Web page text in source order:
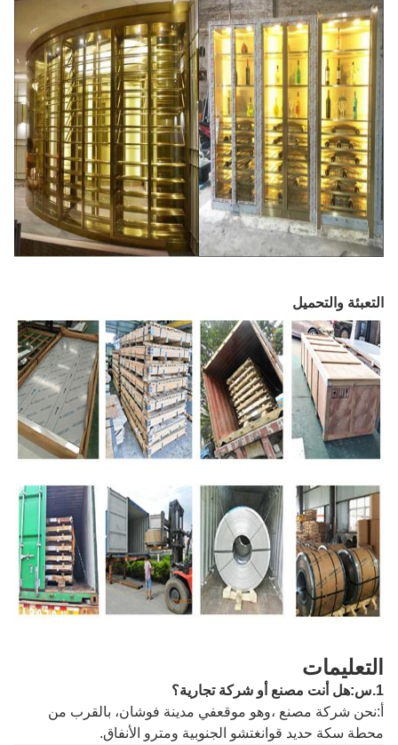
التعبئة والتحميل
التعليمات
1. س :هل أنت مصنع أو شركة تجارية؟
نحن شركة مصنع ، وهو موقعفي مدينة فوشان، بالقرب من
محطة سكة حديد قوانغتشو الجنوبية ومترو الأنفاق.